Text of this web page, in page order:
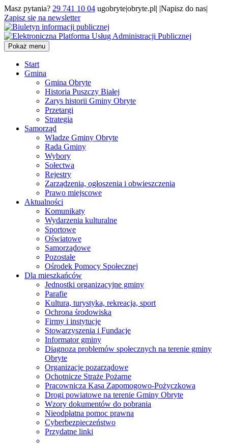
Masz pytania? 29 741 10 04 ugobryte|obryte.pl| |Napisz do nas|
Zapisz się na newsletter
Pokaż menu
Start
Gmina
Gmina Obryte
Historia Puszczy Białej
Zarys historii Gminy Obryte
Przetargi
Strategia
Samorząd
Władze Gminy Obryte
Rada Gminy
Wybory
Sołectwa
Rejestry
Zarządzenia, ogłoszenia i obwieszczenia
Prawo miejscowe
Aktualności
Komunikaty
Wydarzenia kulturalne
Sportowe
Oświatowe
Samorządowe
Pozostałe
Ośrodek Pomocy Społecznej
Dla mieszkańców
Jednostki organizacyjne gminy
Parafie
Kultura, turystyka, rekreacja, sport
Ochrona środowiska
Firmy i instytucje
Stowarzyszenia i Fundacje
Informator gminy
Diagnoza problemów społecznych na terenie gminy
Obryte
Organizacje pozarządowe
Ochotnicze Straże Pożarne
Pracownicza Kasa Zapomogowo-Pożyczkowa
Drogi powiatowe na terenie Gminy Obryte
Wzory dokumentów do pobrania
Nieodpłatna pomoc prawna
Cyberbezpieczeństwo
Przydatne linki